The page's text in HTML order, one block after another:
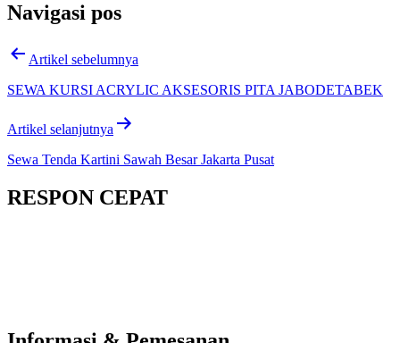
Navigasi pos
Artikel sebelumnya
SEWA KURSI ACRYLIC AKSESORIS PITA JABODETABEK
Artikel selanjutnya
Sewa Tenda Kartini Sawah Besar Jakarta Pusat
RESPON CEPAT